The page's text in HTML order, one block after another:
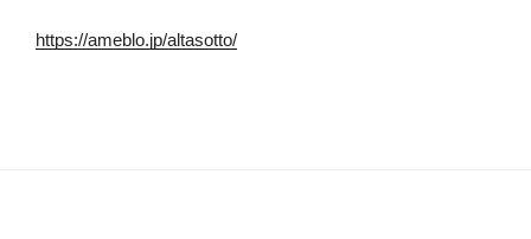
https://ameblo.jp/altasotto/